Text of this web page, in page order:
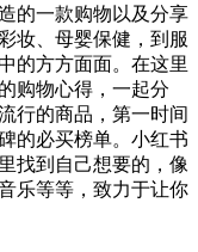
的一款购物以及分享
妆、母婴保健，到服
的方方面面。在这里
购物心得，一起分
行的商品，第一时间
的必买榜单。小红书
找到自己想要的，像
乐等等，致力于让你